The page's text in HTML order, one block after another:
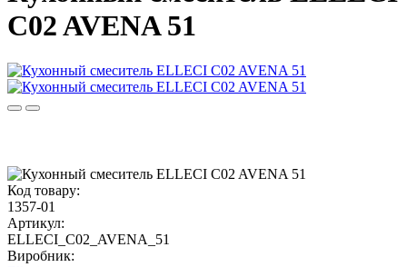
C02 AVENA 51
Код товару:
1357-01
Артикул:
ELLECI_C02_AVENA_51
Виробник: